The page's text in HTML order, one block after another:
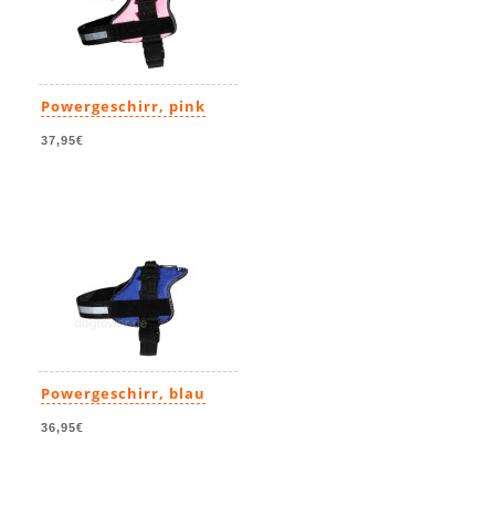
Powergeschirr, pink
37,95€
Powergeschirr, blau
36,95€